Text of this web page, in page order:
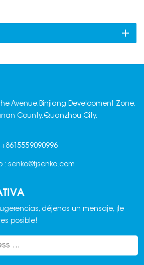
Avenue,Binjiang Development Zone,
County,Quanzhou City,
+8615559090996
: senko@fjsenko.com
déjenos un mensaje, ¡le
posible!